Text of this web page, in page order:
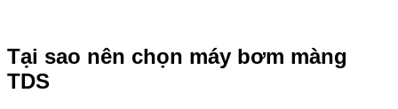
Tại sao nên chọn máy bơm màng
TDS